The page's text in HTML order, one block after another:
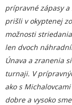
prípravné zápasy
prišli v okyptenej
možnosti
len dvoch
Únava a zranenia
turnaji. V
ako s
dobre a vysoko